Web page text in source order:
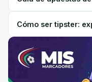
Cómo ser tipster: